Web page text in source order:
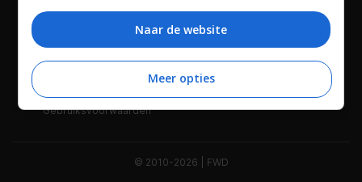
Wie is FWD Privacybeleid
Adverteren Contact
Gebruiksvoorwaarden
© 2010-2026 | FWD
Bepaalde leveranciers kunnen uw persoonsgegevens
beheren. Zoek onderaan deze pagina of in het sitemenu naar
een link om uw toestemming te beheren of in te trekken via de
privacy- en cookie-instellingen.
Naar de website
Meer opties